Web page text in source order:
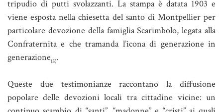
tripudio di putti svolazzanti. La stampa è datata 1903 e
viene esposta nella chiesetta del santo di Montpellier per
particolare devozione della famiglia Scarimbolo, legata alla
Confraternita e che tramanda l’icona di generazione in
generazione(5).
Queste due testimonianze raccontano la diffusione
popolare delle devozioni locali tra cittadine vicine: un